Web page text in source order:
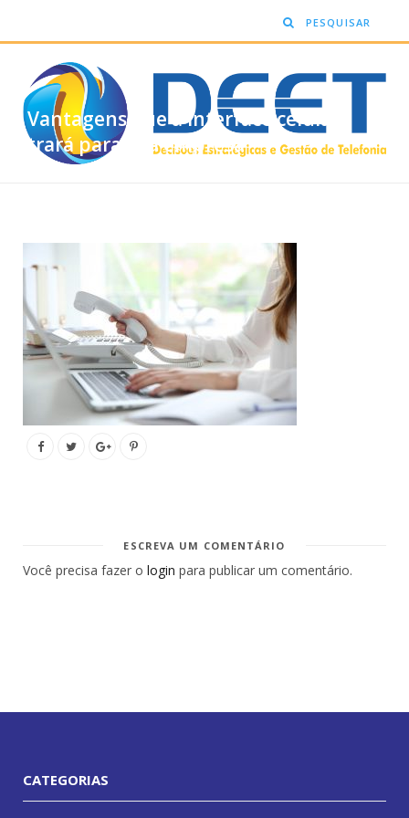
Vantagens que a interface celular
trará para sua empresa
ESCREVA UM COMENTÁRIO
Você precisa fazer o login para publicar um comentário.
CATEGORIAS